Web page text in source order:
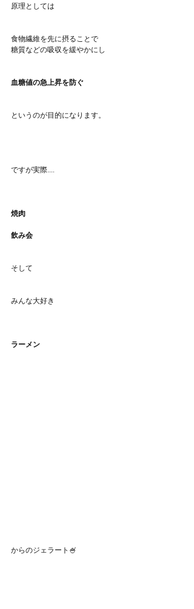
原理としては
食物繊維を先に摂ることで
糖質などの吸収を緩やかにし
血糖値の急上昇を防ぐ
というのが目的になります。
ですが実際....
焼肉
飲み会
そして
みんな大好き
ラーメン
からのジェラート🍧